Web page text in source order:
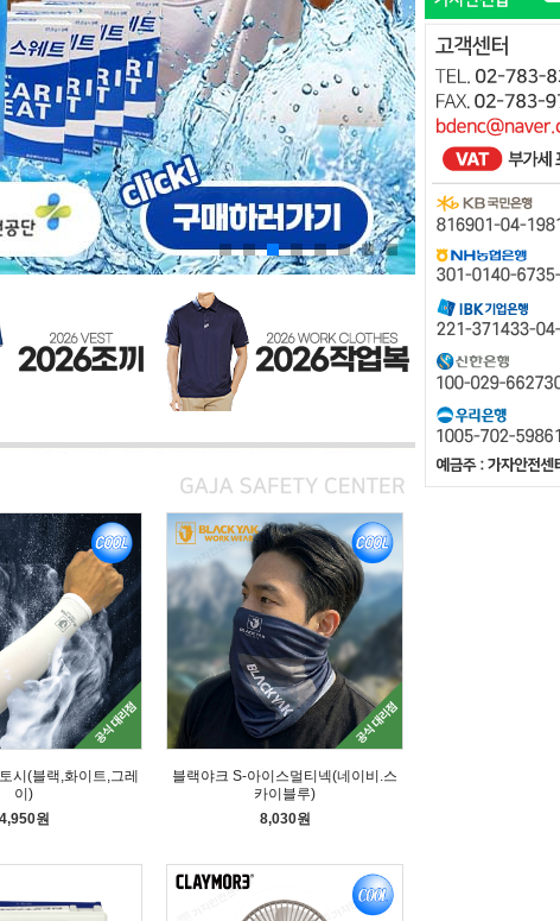
시(블랙,화이트,그레
이)
4,950원
블랙야크 S-아이스멀티넥(네이비.스
카이블루)
8,030원